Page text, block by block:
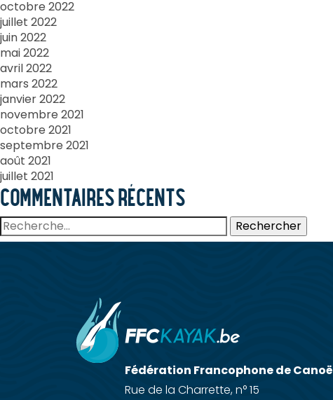
octobre 2022
juillet 2022
juin 2022
mai 2022
avril 2022
mars 2022
janvier 2022
novembre 2021
octobre 2021
septembre 2021
août 2021
juillet 2021
COMMENTAIRES RÉCENTS
Rechercher :
Fédération Francophone de Canoë
Rue de la Charrette, n° 15